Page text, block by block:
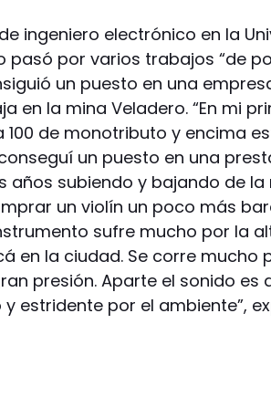
ingeniero electrónico en la
pasó por varios trabajos “de
un puesto en una
en la mina Veladero. “En mi
100 de monotributo y encima
un puesto en una
años subiendo y bajando de
un violín un poco más
sufre mucho por la
en la ciudad. Se corre mucho
presión. Aparte el sonido es
estridente por el ambiente”,